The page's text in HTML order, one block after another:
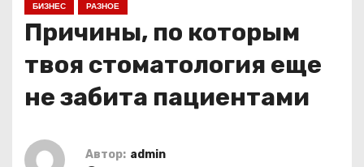
БИЗНЕС РАЗНОЕ
Причины, по которым
твоя стоматология еще
не забита пациентами
Автор: admin